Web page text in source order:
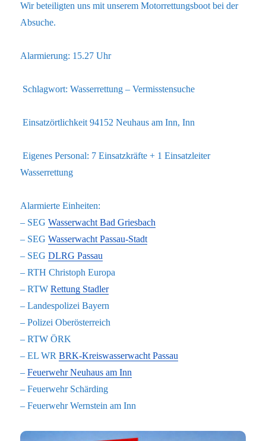
Wir beteiligten uns mit unserem Motorrettungsboot bei der
Absuche.
Alarmierung: 15.27 Uhr
Schlagwort: Wasserrettung – Vermisstensuche
Einsatzörtlichkeit 94152 Neuhaus am Inn, Inn
Eigenes Personal: 7 Einsatzkräfte + 1 Einsatzleiter
Wasserrettung
Alarmierte Einheiten:
– SEGWasserwacht Bad Griesbach
– SEGWasserwacht Passau-Stadt
– SEGDLRG Passau
– RTH Christoph Europa
– RTWRettung Stadler
– Landespolizei Bayern
– Polizei Oberösterreich
– RTW ÖRK
– EL WRBRK-Kreiswasserwacht Passau
–Feuerwehr Neuhaus am Inn
– Feuerwehr Schärding
– Feuerwehr Wernstein am Inn